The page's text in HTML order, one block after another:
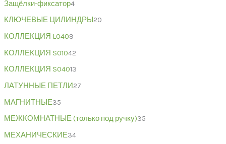
Защёлки-фиксатор4
КЛЮЧЕВЫЕ ЦИЛИНДРЫ 20
КОЛЛЕКЦИЯ L0409
КОЛЛЕКЦИЯ S01042
КОЛЛЕКЦИЯ S04013
ЛАТУННЫЕ ПЕТЛИ27
МАГНИТНЫЕ35
МЕЖКОМНАТНЫЕ (только под ручку)35
МЕХАНИЧЕСКИЕ34